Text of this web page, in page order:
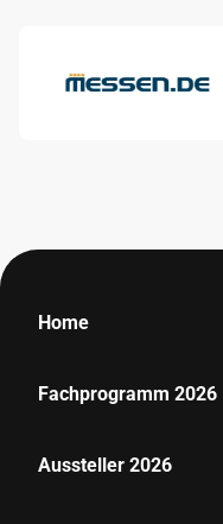
Home
Fachprogramm 2026
Aussteller 2026